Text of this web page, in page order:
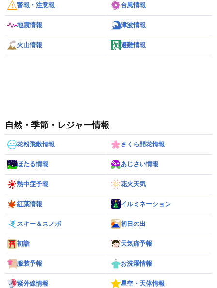
警報・注意報 台風情報
地震情報 津波情報
火山情報 避難情報
自然・季節・レジャー情報
花粉飛散情報 さくら開花情報
ほたる情報 あじさい情報
熱中症予報 花火天気
紅葉情報 イルミネーション
スキー＆スノボ 初日の出
初詣 天気痛予報
服装予報 お洗濯情報
紫外線情報 星空・天体情報